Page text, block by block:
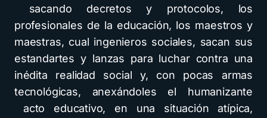
sacando decretos y protocolos, los
profesionales de la educación, los maestros y
maestras, cual ingenieros sociales, sacan sus
estandartes y lanzas para luchar contra una
inédita realidad social y, con pocas armas
tecnológicas, anexándoles el humanizante
acto educativo, en una situación atípica,